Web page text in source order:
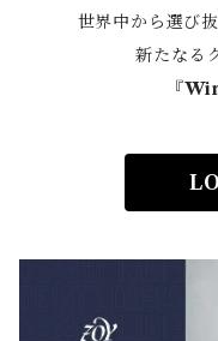
世界中から選び
新たなる
『